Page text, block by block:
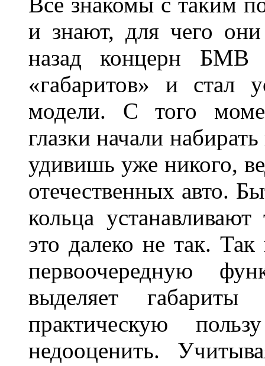
и знают, для чего
назад концерн БМВ
«габаритов» и стал
модели. С того
глазки начали
удивишь уже никого,
отечественных авто.
кольца
это далеко не так. Так
первоочередную
выделяет
практическую
недооценить.